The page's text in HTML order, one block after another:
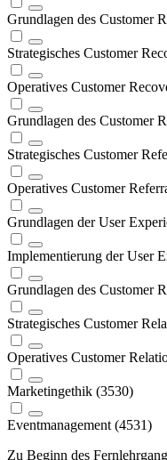
Grundlagen des Customer
Strategisches Customer
Operatives Customer
Grundlagen des Customer
Strategisches Customer
Operatives Customer
Grundlagen der User
Implementierung der User
Grundlagen des Customer
Strategisches Customer
Operatives Customer
Marketingethik (3530)
Eventmanagement (4531)
Zu Beginn des